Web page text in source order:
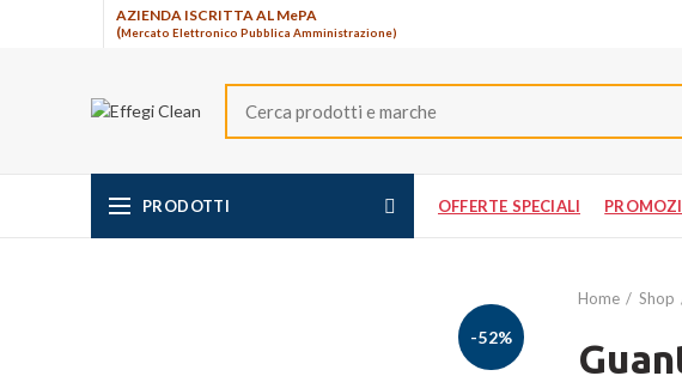
AZIENDA ISCRITTA AL MePA
(Mercato Elettronico Pubblica Amministrazione)
PRODOTTI OFFERTE SPECIALI
-52%
Home Shop